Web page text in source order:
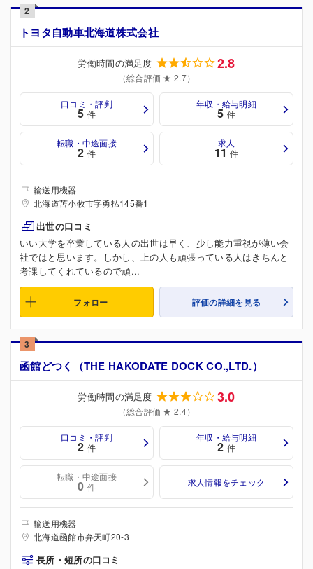
2
トヨタ自動車北海道株式会社
労働時間の満足度 2.8
（総合評価 ★ 2.7）
口コミ・評判
5 件
年収・給与明細
5 件
転職・中途面接
2 件
求人
11 件
輸送用機器
北海道苫小牧市字勇払145番1
出世の口コミ
いい大学を卒業している人の出世は早く、少し能力重視が薄い会
社ではと思います。しかし、上の人も頑張っている人はきちんと
考課してくれているので頑...
フォロー 評価の詳細を見る
3
函館どつく（THE HAKODATE DOCK CO.,LTD.）
労働時間の満足度 3.0
（総合評価 ★ 2.4）
口コミ・評判
2 件
年収・給与明細
2 件
転職・中途面接
0 件 求人情報をチェック
輸送用機器
北海道函館市弁天町20-3
長所・短所の口コミ